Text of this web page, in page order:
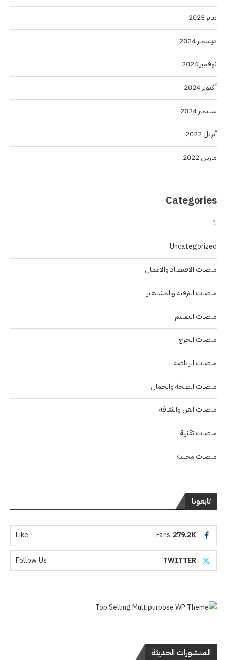
يناير 2025
ديسمبر 2024
نوفمبر 2024
أكتوبر 2024
سبتمبر 2024
أبريل 2022
مارس 2022
Categories
1
Uncategorized
منصات الاقتصاد والاعمال
منصات الترفيه والمشاهير
منصات التعليم
منصات الخرج
منصات الرياضة
منصات الصحة والجمال
منصات الفن والثقافة
منصات تقنية
منصات محلية
تابعونا
279.2K
Fans
Like
TWITTER
Follow Us
المنشورات الحديثة